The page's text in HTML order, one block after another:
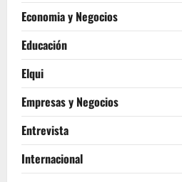
Economia y Negocios
Educación
Elqui
Empresas y Negocios
Entrevista
Internacional